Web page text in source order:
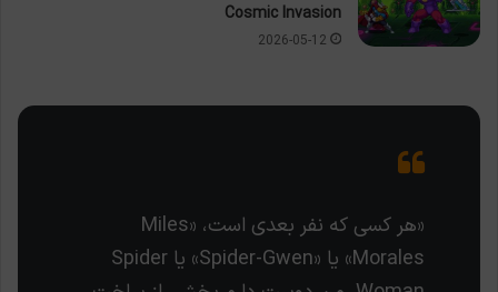
Cosmic Invasion
2026-05-12
«هر کسی که نفر بعدی است، «Miles
Morales» یا «Spider-Gwen» یا Spider